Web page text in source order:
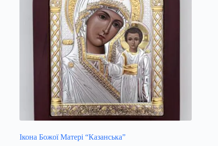
Ікона Божої Матері “Казанська”